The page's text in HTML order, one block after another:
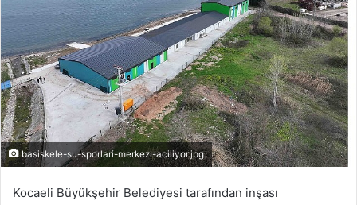
-
p
o
s
t
g
ö
n
e
basiskele-su-sporlari-merkezi-aciliyor.jpg
Kocaeli Büyükşehir Belediyesi tarafından inşası